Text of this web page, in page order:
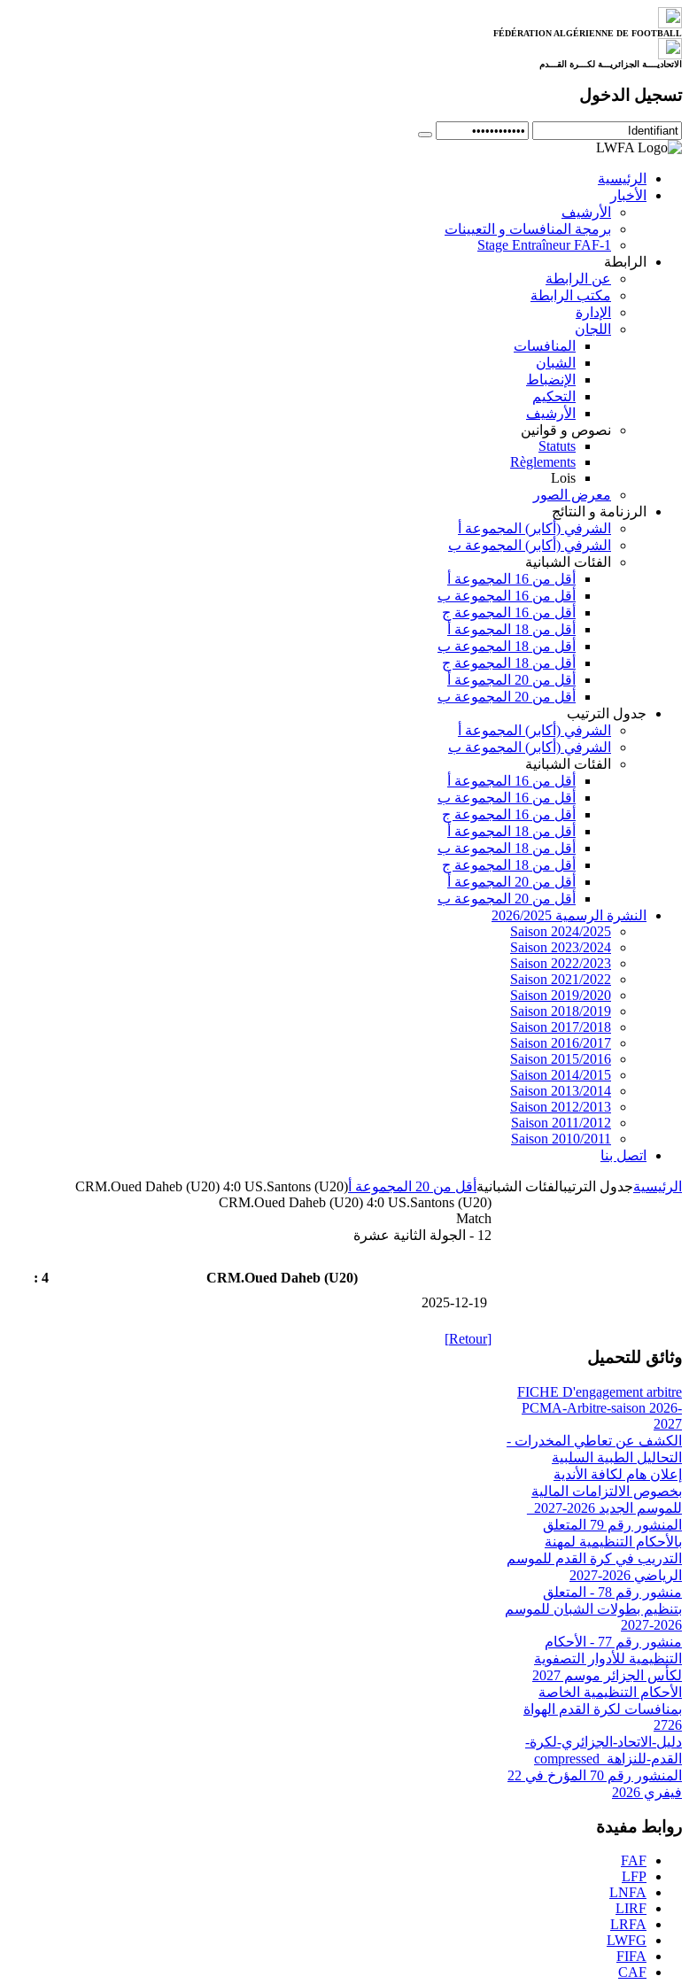
FÉDÉRATION ALGÉRIENNE DE FOOTBALL
الاتحاديــــة الجزائريـــة لكـــرة القـــدم
تسجيل الدخول
الرئيسية
الأخبار
الأرشيف
برمجة المنافسات و التعيينات
Stage Entraîneur FAF-1
الرابطة
عن الرابطة
مكتب الرابطة
الإدارة
اللجان
المنافسات
الشبان
الإنضباط
التحكيم
الأرشيف
نصوص و قوانين
Statuts
Règlements
Lois
معرض الصور
الرزنامة و النتائج
الشرفي (أكابر) المجموعة أ
الشرفي (أكابر) المجموعة ب
الفئات الشبانية
أقل من 16 المجموعة أ
أقل من 16 المجموعة ب
أقل من 16 المجموعة ج
أقل من 18 المجموعة أ
أقل من 18 المجموعة ب
أقل من 18 المجموعة ج
أقل من 20 المجموعة أ
أقل من 20 المجموعة ب
جدول الترتيب
الشرفي (أكابر) المجموعة أ
الشرفي (أكابر) المجموعة ب
الفئات الشبانية
أقل من 16 المجموعة أ
أقل من 16 المجموعة ب
أقل من 16 المجموعة ج
أقل من 18 المجموعة أ
أقل من 18 المجموعة ب
أقل من 18 المجموعة ج
أقل من 20 المجموعة أ
أقل من 20 المجموعة ب
النشرة الرسمية 2026/2025
Saison 2024/2025
Saison 2023/2024
Saison 2022/2023
Saison 2021/2022
Saison 2019/2020
Saison 2018/2019
Saison 2017/2018
Saison 2016/2017
Saison 2015/2016
Saison 2014/2015
Saison 2013/2014
Saison 2012/2013
Saison 2011/2012
Saison 2010/2011
اتصل بنا
الرئيسيةجدول الترتيبالفئات الشبانية أقل من 20 المجموعة أ
CRM.Oued Daheb (U20) 4:0 US.Santons (U20)
CRM.Oued Daheb (U20) 4:0 US.Santons (U20)
Match
12 - الجولة الثانية عشرة
CRM.Oued Daheb (U20)
4 :
2025-12-19
[Retour]
وثائق للتحميل
FICHE D'engagement arbitre
PCMA-Arbitre-saison 2026-
2027
الكشف عن تعاطي المخدرات -
التحاليل الطبية السلبية
إعلان هام لكافة الأندية
بخصوص الالتزامات المالية
للموسم الجديد 2026-2027_
المنشور رقم 79 المتعلق
بالأحكام التنظيمية لمهنة
التدريب في كرة القدم للموسم
الرياضي 2026-2027
منشور رقم 78 - المتعلق
بتنظيم بطولات الشبان للموسم
2026-2027
منشور رقم 77 - الأحكام
التنظيمية للأدوار التصفوية
لكأس الجزائر موسم 2027
الأحكام التنظيمية الخاصة
بمنافسات لكرة القدم الهواة
2726
دليل-الاتحاد-الجزائري-لكرة-
القدم-للنزاهة_compressed
المنشور رقم 70 المؤرخ في 22
فيفري 2026
روابط مفيدة
FAF
LFP
LNFA
LIRF
LRFA
LWFG
FIFA
CAF